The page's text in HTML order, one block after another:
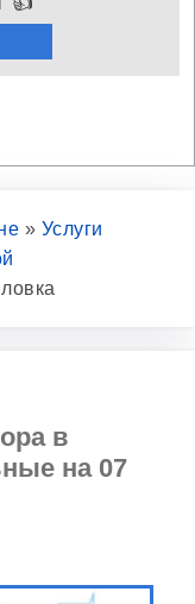
» Услуги
в
на 07